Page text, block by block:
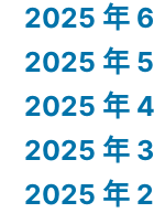
2025 年
2025 年
2025 年
2025 年
2025 年